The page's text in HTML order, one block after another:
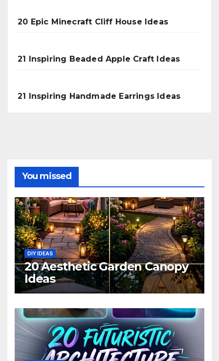
20 Epic Minecraft Cliff House Ideas
21 Inspiring Beaded Apple Craft Ideas
21 Inspiring Handmade Earrings Ideas
You missed
DIY IDEAS
20 Aesthetic Garden Canopy
Ideas